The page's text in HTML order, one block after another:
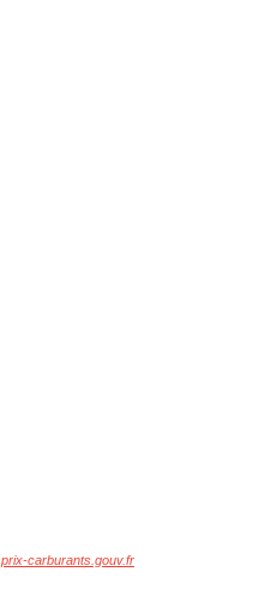
prix-carburants.gouv.fr